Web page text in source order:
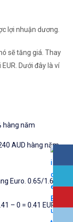
lợi nhuận dương.
sẽ tăng giá. Thay
Dưới đây là ví
hàng năm
AUD hàng năm.
Euro. 0.65/1.6 =
– 0 = 0.41 EUR